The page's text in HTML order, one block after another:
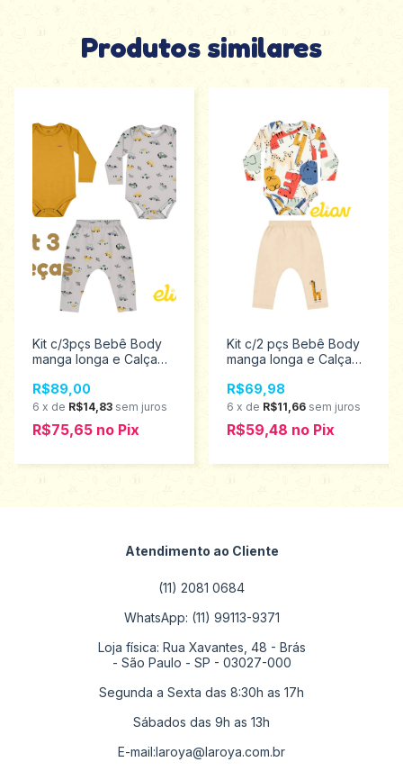
Produtos similares
Kit c/3pçs Bebê Body
manga longa e Calça
mostarda Tamanhos P
ao G Elian 201285
R$89,00
6 x de R$14,83 sem juros
R$75,65 no Pix
Kit c/2 pçs Bebê Body
manga longa e Calça
Tamanhos P ao G Elian
201284
R$69,98
6 x de R$11,66 sem juros
R$59,48 no Pix
Atendimento ao Cliente
(11) 2081 0684
WhatsApp: (11) 99113-9371
Loja física: Rua Xavantes, 48 - Brás
- São Paulo - SP - 03027-000
Segunda a Sexta das 8:30h as 17h
Sábados das 9h as 13h
E-mail:laroya@laroya.com.br